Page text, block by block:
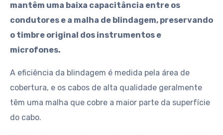
mantêm uma baixa capacitância entre os
condutores e a malha de blindagem, preservando
o timbre original dos instrumentos e
microfones.
A eficiência da blindagem é medida pela área de
cobertura, e os cabos de alta qualidade geralmente
têm uma malha que cobre a maior parte da superfície
do cabo.